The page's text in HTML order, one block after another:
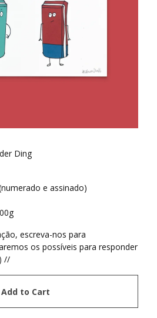
Ding
e assinado)
escreva-nos para
os possíveis para responder
//
Add to Cart